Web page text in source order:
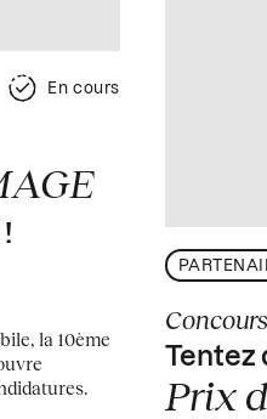
En cours
!
la 10ème
Concours
Tentez
Prix